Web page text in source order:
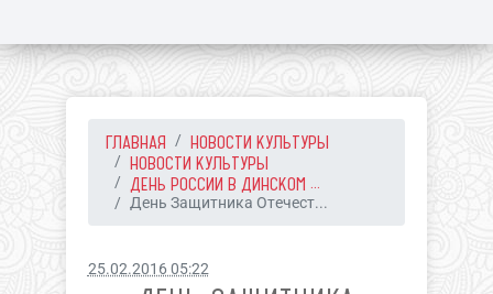
ГЛАВНАЯ
НОВОСТИ КУЛЬТУРЫ
НОВОСТИ КУЛЬТУРЫ
ДЕНЬ РОССИИ В ДИНСКОМ ...
День Защитника Отечест...
25.02.2016 05:22